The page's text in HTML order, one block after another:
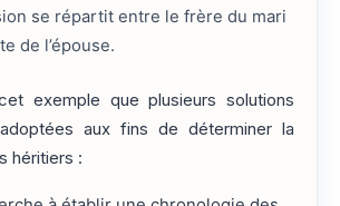
se répartit entre le frère du mari
de l’épouse.
exemple que plusieurs solutions
aux fins de déterminer la
héritiers :